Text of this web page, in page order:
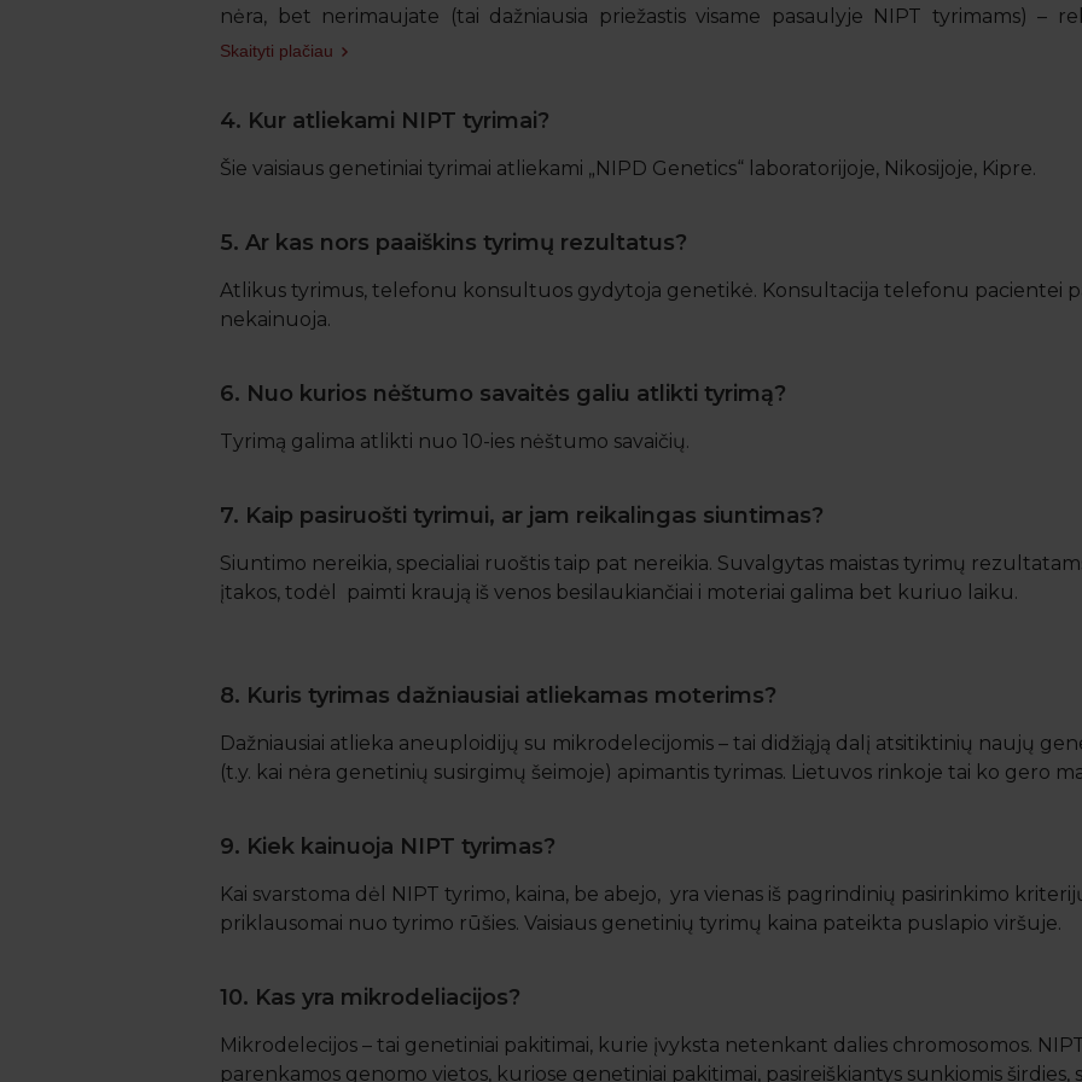
nėra, bet nerimaujate (tai dažniausia priežastis visame pasaulyje NIPT tyrimams) –
aneuploidijų su mikrodelecijomis tyrimą.
ligų (sunkios eigos susirgimų). Norint atlikti tyrimus, atvykite su vyru ir Jums paims kraują
Skaityti plačiau
4. Kur atliekami NIPT tyrimai?
Šie vaisiaus genetiniai tyrimai atliekami „NIPD Genetics“ laboratorijoje, Nikosijoje, Kipre.
5. Ar kas nors paaiškins tyrimų rezultatus?
Atlikus tyrimus, telefonu konsultuos gydytoja genetikė. Konsultacija telefonu pacientei
nekainuoja.
6. Nuo kurios nėštumo savaitės galiu atlikti tyrimą?
Tyrimą galima atlikti nuo 10-ies nėštumo savaičių.
7. Kaip pasiruošti tyrimui, ar jam reikalingas siuntimas?
Siuntimo nereikia, specialiai ruoštis taip pat nereikia. Suvalgytas maistas tyrimų
įtakos, todėl paimti kraują iš venos besilaukiančiai i moteriai galima bet kuriuo laiku.
8. Kuris tyrimas dažniausiai atliekamas moterims?
Dažniausiai atlieka aneuploidijų su mikrodelecijomis – tai didžiąją dalį atsitiktinių naujų
(t.y. kai nėra genetinių susirgimų šeimoje) apimantis tyrimas. Lietuvos rinkoje tai ko gero
9. Kiek kainuoja NIPT tyrimas?
Kai svarstoma dėl NIPT tyrimo, kaina, be abejo, yra vienas iš pagrindinių pasirinkimo
priklausomai nuo tyrimo rūšies. Vaisiaus genetinių tyrimų kaina pateikta puslapio viršuje.
10. Kas yra mikrodeliacijos?
Mikrodelecijos – tai genetiniai pakitimai, kurie įvyksta netenkant dalies chromosomos.
parenkamos genomo vietos, kuriose genetiniai pakitimai, pasireiškiantys sunkiomis širdies,